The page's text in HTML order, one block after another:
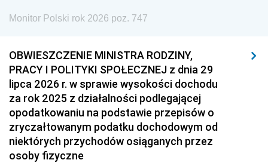
Monitor Polski rok 2026 poz. 747
OBWIESZCZENIE MINISTRA RODZINY,
PRACY I POLITYKI SPOŁECZNEJ z dnia 29
lipca 2026 r. w sprawie wysokości dochodu
za rok 2025 z działalności podlegającej
opodatkowaniu na podstawie przepisów o
zryczałtowanym podatku dochodowym od
niektórych przychodów osiąganych przez
osoby fizyczne